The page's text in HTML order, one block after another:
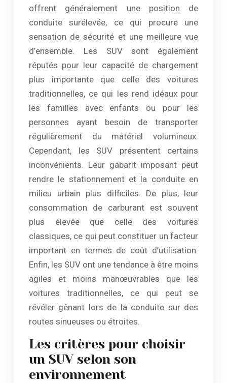
offrent généralement une position de
conduite surélevée, ce qui procure une
sensation de sécurité et une meilleure vue
d’ensemble. Les SUV sont également
réputés pour leur capacité de chargement
plus importante que celle des voitures
traditionnelles, ce qui les rend idéaux pour
les familles avec enfants ou pour les
personnes ayant besoin de transporter
régulièrement du matériel volumineux.
Cependant, les SUV présentent certains
inconvénients. Leur gabarit imposant peut
rendre le stationnement et la conduite en
milieu urbain plus difficiles. De plus, leur
consommation de carburant est souvent
plus élevée que celle des voitures
classiques, ce qui peut constituer un facteur
important en termes de coût d’utilisation.
Enfin, les SUV ont une tendance à être moins
agiles et moins manœuvrables que les
voitures traditionnelles, ce qui peut se
révéler gênant lors de la conduite sur des
routes sinueuses ou étroites.
Les critères pour choisir
un SUV selon son
environnement